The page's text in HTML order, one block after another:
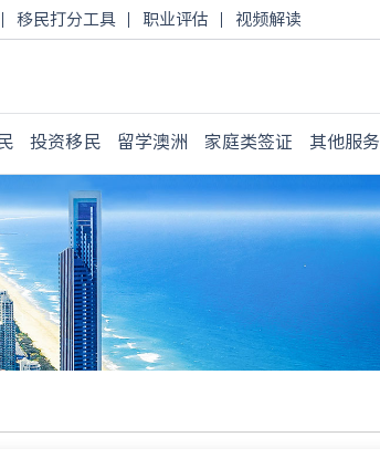
移民打分工具 职业评估 视频解读
投资移民 留学澳洲 家庭类签证 其他服务